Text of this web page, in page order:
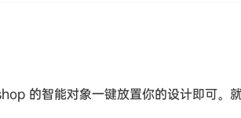
的智能对象一键放置你的设计即可。就